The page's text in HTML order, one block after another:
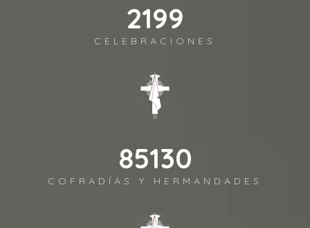
2443
CELEBRACIONES
94589
COFRADÍAS Y HERMANDADES